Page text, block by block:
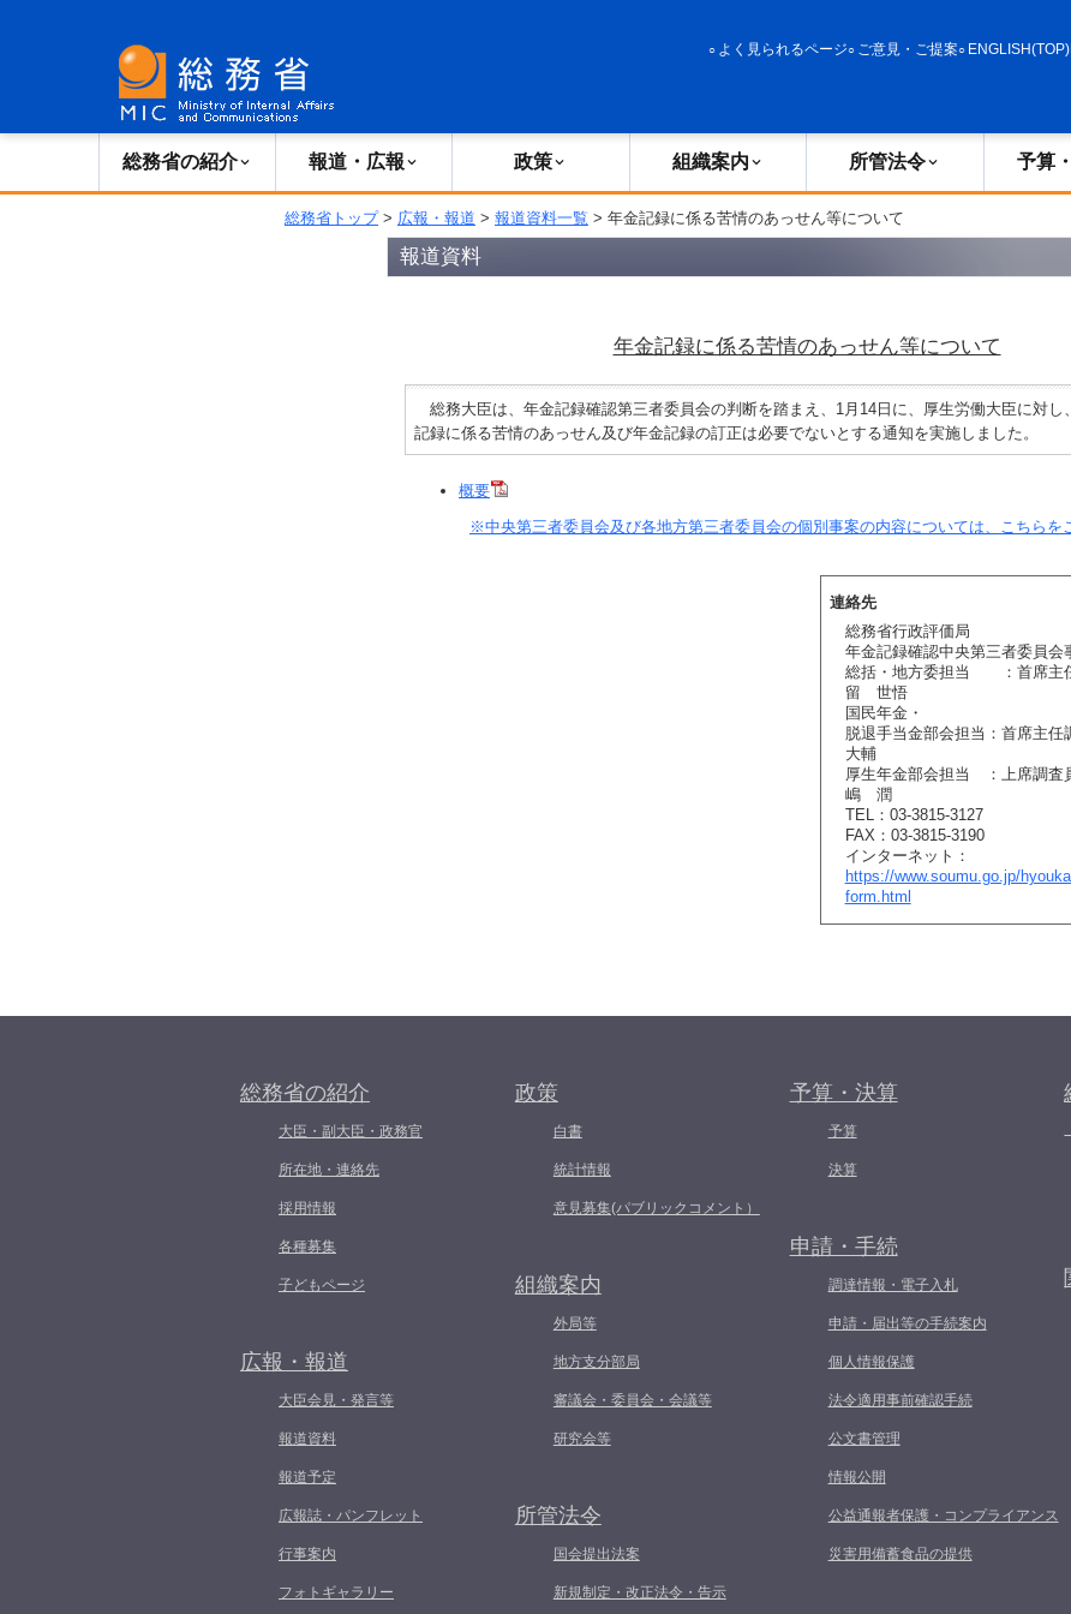
よく見られるページ ご意見・ご提案 ENGLISH(TOP)
総務省の紹介 報道・広報 政策 組織案内 所管法令 予算
総務省トップ> 広報・報道 > 報道資料一覧 > 年金記録に係る苦情のあっせん等について
報道資料
年金記録に係る苦情のあっせん等について
総務大臣は、年金記録確認第三者委員会の判断を踏まえ、1月14日に、厚生労働大臣に対し
記録に係る苦情のあっせん及び年金記録の訂正は必要でないとする通知を実施しました。
概要
※中央第三者委員会及び各地方第三者委員会の個別事案の内容については、こちらを
連絡先
総務省行政評価局
年金記録確認中央第三者委員会
総括・地方委担当 ：首席
留 世悟
国民年金・
脱退手当金部会担当：首席
大輔
厚生年金部会担当 ：上
嶋 潤
TEL：03-3815-3127
FAX：03-3815-3190
インターネット：
https://www.soumu.go.jp/
form.html
総務省の紹介
大臣・副大臣・政務官
所在地・連絡先
採用情報
各種募集
子どもページ
広報・報道
大臣会見・発言等
報道資料
報道予定
広報誌・パンフレット
行事案内
フォトギャラリー
政策
白書
統計情報
意見募集(パブリックコメント）
組織案内
外局等
地方支分部局
審議会・委員会・会議等
研究会等
所管法令
国会提出法案
新規制定・改正法令・告示
予算・決算
予算
決算
申請・手続
調達情報・電子入札
申請・届出等の手続案内
個人情報保護
法令適用事前確認手続
公文書管理
情報公開
公益通報者保護・コンプライアンス
災害用備蓄食品の提供